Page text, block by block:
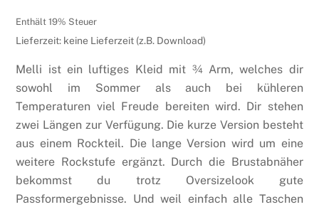
Enthält 19% Steuer
Lieferzeit: keine Lieferzeit (z.B. Download)
Melli ist ein luftiges Kleid mit ¾ Arm, welches dir
sowohl im Sommer als auch bei kühleren
Temperaturen viel Freude bereiten wird. Dir stehen
zwei Längen zur Verfügung. Die kurze Version besteht
aus einem Rockteil. Die lange Version wird um eine
weitere Rockstufe ergänzt. Durch die Brustabnäher
bekommst du trotz Oversizelook gute
Passformergebnisse. Und weil einfach alle Taschen